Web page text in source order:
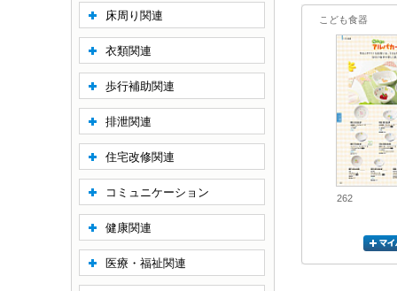
こども食器
262
床周り関連
衣類関連
歩行補助関連
排泄関連
住宅改修関連
コミュニケーション
健康関連
医療・福祉関連